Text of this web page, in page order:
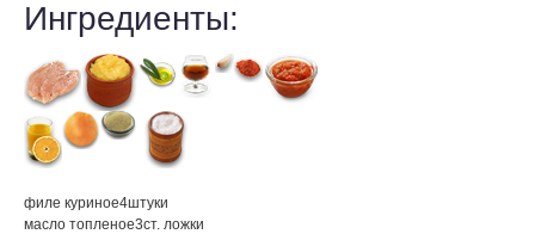
Ингредиенты:
филе куриное4штуки
масло топленое3ст. ложки